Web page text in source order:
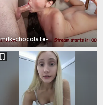
milk-chocolate-